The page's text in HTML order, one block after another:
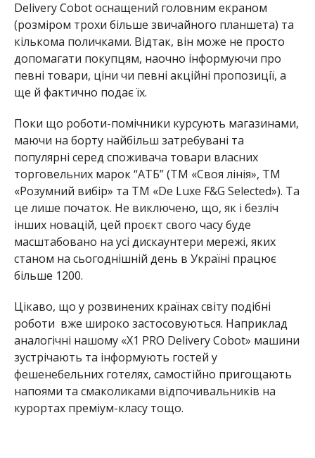
Delivery Cobot оснащений головним екраном
(розміром трохи більше звичайного планшета) та
кількома поличками. Відтак, він може не просто
допомагати покупцям, наочно інформуючи про
певні товари, ціни чи певні акційні пропозиції, а
ще й фактично подає їх.
Поки що роботи-помічники курсують магазинами,
маючи на борту найбільш затребувані та
популярні серед споживача товари власних
торговельних марок “АТБ” (ТМ «Своя лінія», ТМ
«Розумний вибір» та ТМ «De Luxe F&G Selected»). Та
це лише початок. Не виключено, що, як і безліч
інших новацій, цей проєкт свого часу буде
масштабовано на усі дискаунтери мережі, яких
станом на сьогоднішній день в Україні працює
більше 1200.
Цікаво, що у розвинених країнах світу подібні
роботи вже широко застосовуються. Наприклад
аналогічні нашому «X1 PRO Delivery Cobot» машини
зустрічають та інформують гостей у
фешенебельних готелях, самостійно пригощають
напоями та смаколиками відпочивальників на
курортах преміум-класу тощо.